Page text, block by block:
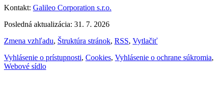
Kontakt: Galileo Corporation s.r.o.
Posledná aktualizácia: 31. 7. 2026
Zmena vzhľadu, Štruktúra stránok, RSS, Vytlačiť
Vyhlásenie o prístupnosti, Cookies, Vyhlásenie o ochrane súkromia,
Webové sídlo